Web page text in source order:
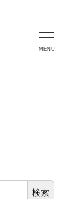
MENU
検索